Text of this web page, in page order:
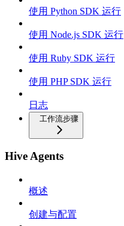
使用 Python SDK 运行
使用 Node.js SDK 运行
使用 Ruby SDK 运行
使用 PHP SDK 运行
日志
工作流步骤
Hive Agents
概述
创建与配置